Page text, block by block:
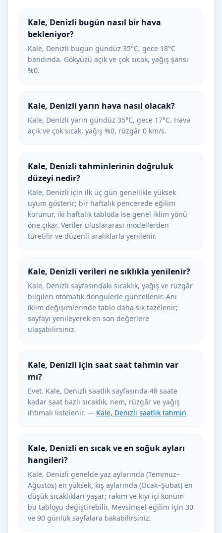
Kale, Denizli bugün nasıl bir hava
bekleniyor?
Kale, Denizli bugün gündüz 35°C, gece 18°C
bandında. Gökyüzü açık ve çok sıcak, yağış şansı
%0.
Kale, Denizli yarın hava nasıl olacak?
Kale, Denizli yarın gündüz 35°C, gece 17°C. Hava
açık ve çok sıcak, yağış %0, rüzgâr 0 km/s.
Kale, Denizli tahminlerinin doğruluk
düzeyi nedir?
Kale, Denizli için ilk üç gün genellikle yüksek
uyum gösterir; bir haftalık pencerede eğilim
korunur, iki haftalık tabloda ise genel iklim yönü
öne çıkar. Veriler uluslararası modellerden
türetilir ve düzenli aralıklarla yenilenir.
Kale, Denizli verileri ne sıklıkla yenilenir?
Kale, Denizli sayfasındaki sıcaklık, yağış ve rüzgâr
bilgileri otomatik döngülerle güncellenir. Ani
iklim değişimlerinde tablo daha sık tazelenir;
sayfayı yenileyerek en son değerlere
ulaşabilirsiniz.
Kale, Denizli için saat saat tahmin var
mı?
Evet. Kale, Denizli saatlik sayfasında 48 saate
kadar saat bazlı sıcaklık, nem, rüzgâr ve yağış
ihtimali listelenir. — Kale, Denizli saatlik tahmin
Kale, Denizli en sıcak ve en soğuk ayları
hangileri?
Kale, Denizli genelde yaz aylarında (Temmuz–
Ağustos) en yüksek, kış aylarında (Ocak–Şubat) en
düşük sıcaklıkları yaşar; rakım ve kıyı içi konum
bu tabloyu değiştirebilir. Mevsimsel eğilim için 30
ve 90 günlük sayfalara bakabilirsiniz.